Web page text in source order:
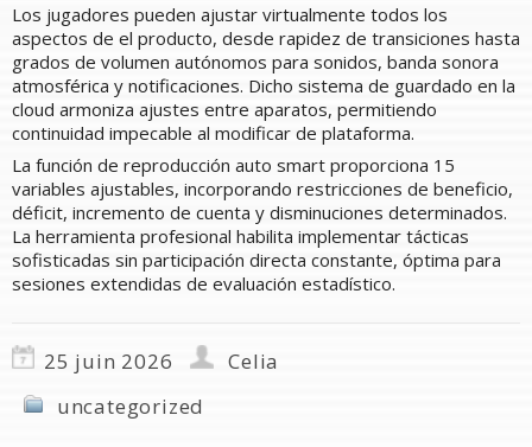
Los jugadores pueden ajustar virtualmente todos los
aspectos de el producto, desde rapidez de transiciones hasta
grados de volumen autónomos para sonidos, banda sonora
atmosférica y notificaciones. Dicho sistema de guardado en la
cloud armoniza ajustes entre aparatos, permitiendo
continuidad impecable al modificar de plataforma.
La función de reproducción auto smart proporciona 15
variables ajustables, incorporando restricciones de beneficio,
déficit, incremento de cuenta y disminuciones determinados.
La herramienta profesional habilita implementar tácticas
sofisticadas sin participación directa constante, óptima para
sesiones extendidas de evaluación estadístico.
25 juin 2026
Celia
uncategorized